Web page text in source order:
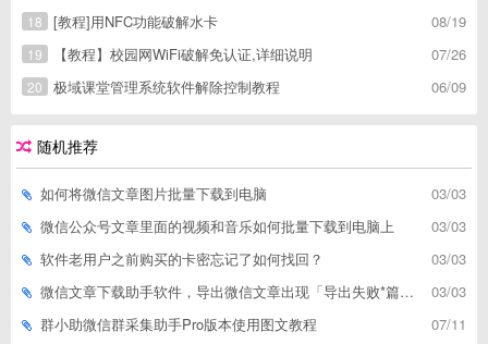
08/19
18
[教程]用NFC功能破解水卡
07/26
19
【教程】校园网WiFi破解免认证,详细说明
06/09
20 极域课堂管理系统软件解除控制教程
随机推荐
03/03
如何将微信文章图片批量下载到电脑
03/03
微信公众号文章里面的视频和音乐如何批量下载到电脑上
03/03
软件老用户之前购买的卡密忘记了如何找回？
03/03
微信文章下载助手软件，导出微信文章出现「导出失败*篇」如何解决
07/11
群小助微信群采集助手Pro版本使用图文教程